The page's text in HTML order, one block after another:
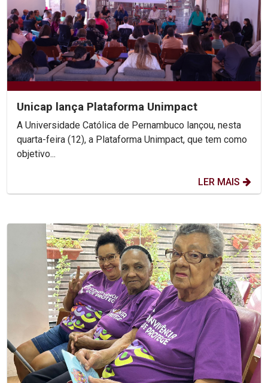
Unicap lança Plataforma Unimpact
A Universidade Católica de Pernambuco lançou, nesta
quarta-feira (12), a Plataforma Unimpact, que tem como
objetivo...
LER MAIS